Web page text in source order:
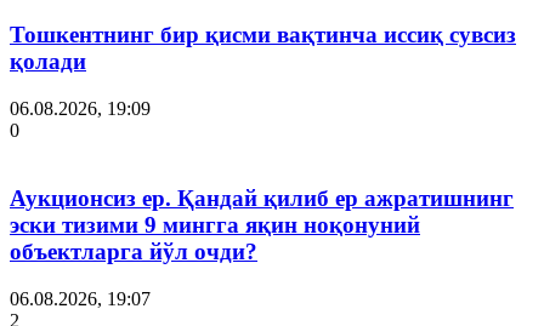
Тошкентнинг бир қисми вақтинча иссиқ сувсиз
қолади
06.08.2026, 19:09
0
Аукционсиз ер. Қандай қилиб ер ажратишнинг
эски тизими 9 мингга яқин ноқонуний
объектларга йўл очди?
06.08.2026, 19:07
2